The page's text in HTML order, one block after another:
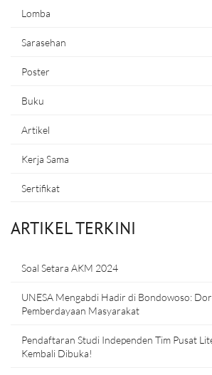
Lomba
Sarasehan
Poster
Buku
Artikel
Kerja Sama
Sertifikat
ARTIKEL TERKINI
Soal Setara AKM 2024
UNESA Mengabdi Hadir di Bondowoso:
Pemberdayaan Masyarakat
Pendaftaran Studi Independen Tim Pusat
Kembali Dibuka!